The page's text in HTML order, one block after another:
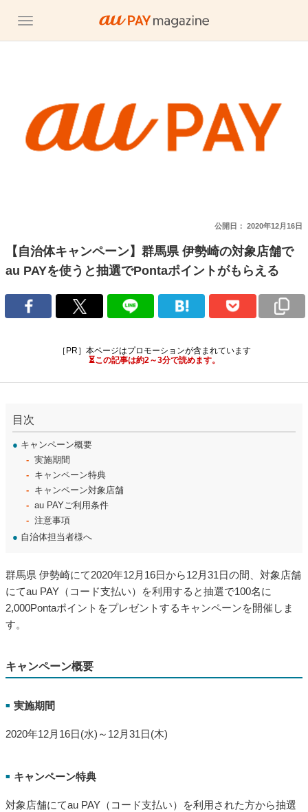
公開日： 2020年12月16日
【自治体キャンペーン】群馬県 伊勢崎の対象店舗で
au PAYを使うと抽選でPontaポイントがもらえる
［PR］本ページはプロモーションが含まれています
⏳この記事は約2～3分で読めます。
目次
● キャンペーン概要
実施期間
キャンペーン特典
キャンペーン対象店舗
au PAYご利用条件
注意事項
● 自治体担当者様へ
群馬県 伊勢崎にて2020年12月16日から12月31日の間、対象店舗
にてau PAY（コード支払い）を利用すると抽選で100名に
2,000Pontaポイントをプレゼントするキャンペーンを開催しま
す。
キャンペーン概要
■ 実施期間
2020年12月16日(水)～12月31日(木)
■ キャンペーン特典
対象店舗にてau PAY（コード支払い）を利用された方から抽選